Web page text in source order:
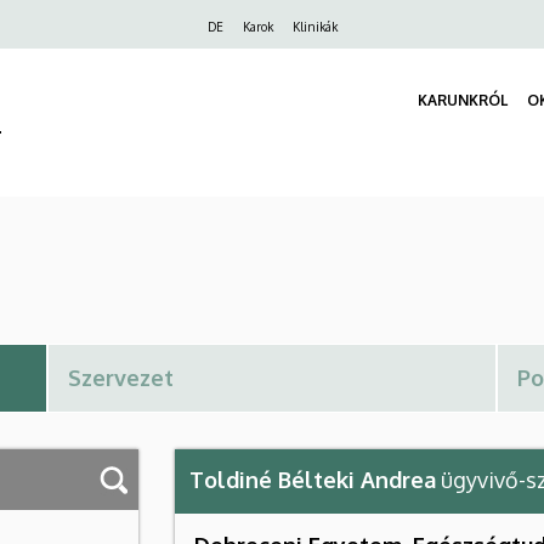
DE Karok Klinikák
KARUNKRÓL
Toldiné Bélteki Andrea ügyvivő-